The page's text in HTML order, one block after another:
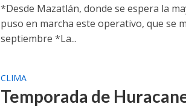
*Desde Mazatlán, donde se espera la
puso en marcha este operativo, que se
septiembre *La...
CLIMA
Temporada de